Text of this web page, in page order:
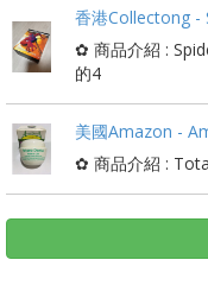
香港Collectong -
✿ 商品介紹 :
的4
美國Amazon -
✿ 商品介紹 :